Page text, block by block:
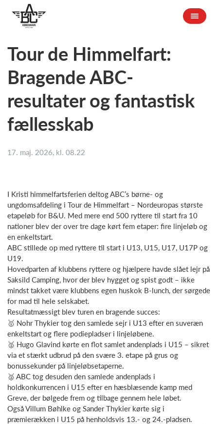
Tour de Himmelfart:
Bragende ABC-
resultater og fantastisk
fællesskab
17. maj. 2026, kl. 08.22
I Kristi himmelfartsferien deltog ABC’s børne- og
ungdomsafdeling i Tour de Himmelfart – Nordeuropas største
etapeløb for B&U. Med mere end 500 ryttere til start fra 10
nationer blev der over tre dage kørt fem etaper: fire linjeløb og
en enkeltstart.
ABC stillede op med ryttere til start i U13, U15, U17, U17P og
U19.
Hovedparten af klubbens ryttere og hjælpere havde slået lejr på
Saksild Camping, hvor der blev hygget og spist godt – ikke
mindst takket være klubbens egen huskok B-lunch, der sørgede
for mad til hele selskabet.
Resultatmæssigt blev turen en bragende succes:
🥇 Nohr Thykier tog den samlede sejr i U13 efter en suveræn
enkeltstart og flere podiepladser i linjeløbene.
🥈 Hugo Glavind kørte en flot samlet andenplads i U15 – sikret
via et stærkt udbrud på den svære 3. etape på grus og
bonussekunder på linjeløbsetaperne.
🥈 ABC tog desuden den samlede andenplads i
holdkonkurrencen i U15 efter en hæsblæsende kamp med
Greve, der bølgede frem og tilbage gennem hele løbet.
Også Villum Bøhlke og Sander Thykier kørte sig i
præmierækken i U15 på henholdsvis 13.- og 24.-pladsen.